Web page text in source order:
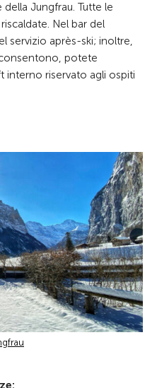
Jungfrau. Tutte le
Nel bar del
servizio après-ski; inoltre,
potete
interno riservato agli ospiti